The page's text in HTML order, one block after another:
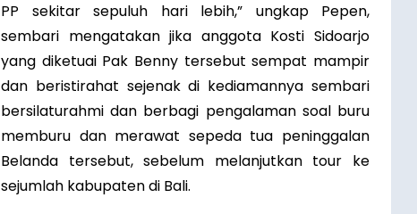
PP sekitar sepuluh hari lebih,” ungkap Pepen,
sembari mengatakan jika anggota Kosti Sidoarjo
yang diketuai Pak Benny tersebut sempat mampir
dan beristirahat sejenak di kediamannya sembari
bersilaturahmi dan berbagi pengalaman soal buru
memburu dan merawat sepeda tua peninggalan
Belanda tersebut, sebelum melanjutkan tour ke
sejumlah kabupaten di Bali.